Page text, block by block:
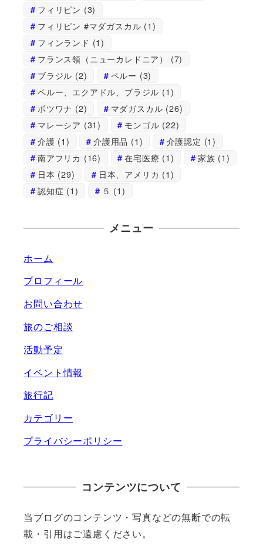
フィリピン (3)
フィリピン #マダガスカル (1)
フィンランド (1)
フランス領（ニューカレドニア）
(7)
ブラジル (2) ペルー (3)
ペルー、エクアドル、ブラジル (1)
ボツワナ (2) マダガスカル (26)
マレーシア (31) モンゴル (22)
介護 (1) 介護用品 (1) 介護認定 (1)
南アフリカ (16) 在宅医療 (1) 家族 (1)
日本 (29) 日本、アメリカ (1)
認知症 (1) ５ (1)
メニュー
ホーム
プロフィール
お問い合わせ
旅のご相談
活動予定
イベント情報
旅行記
カテゴリー
プライバシーポリシー
コンテンツについて
当ブログのコンテンツ・写真などの無断での転
載・引用はご遠慮ください。